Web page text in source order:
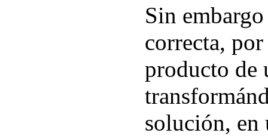
Sin
correcta,
producto de
solución, en